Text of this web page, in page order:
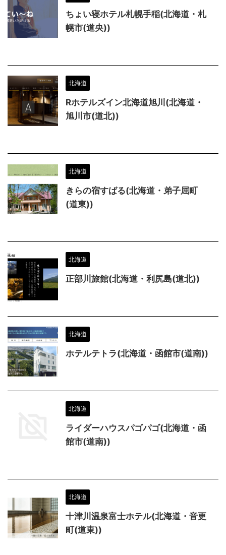
ちょい寝ホテル札幌手稲(北海道・札
幌市(道央))
北海道
Rホテルズイン北海道旭川(北海道・
旭川市(道北))
北海道
きらの宿すばる(北海道・弟子屈町
(道東))
北海道
正部川旅館(北海道・利尻島(道北))
北海道
ホテルテトラ(北海道・函館市(道南))
北海道
ライダーハウスパゴパゴ(北海道・函
館市(道南))
北海道
十津川温泉富士ホテル(北海道・音更
町(道東))